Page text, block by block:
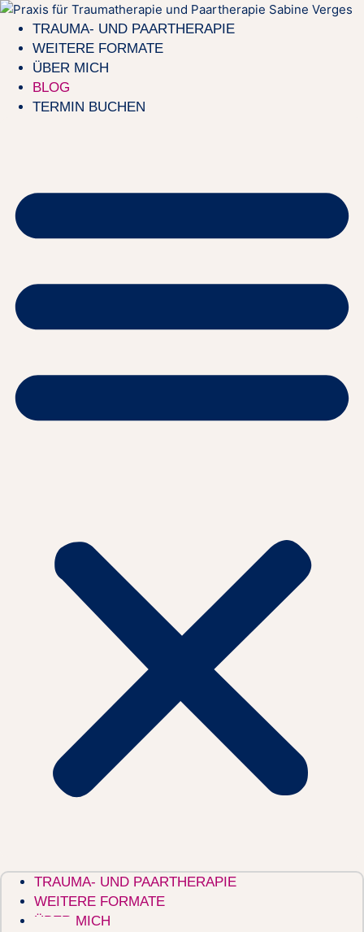
Zum
Inhalt
springen
TRAUMA- UND PAARTHERAPIE
WEITERE FORMATE
ÜBER MICH
BLOG
TERMIN BUCHEN
TRAUMA- UND PAARTHERAPIE
WEITERE FORMATE
ÜBER MICH